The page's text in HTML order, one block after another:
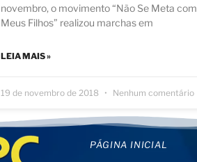
novembro, o movimento “Não Se Meta com
Meus Filhos” realizou marchas em
LEIA MAIS »
19 de novembro de 2018 Nenhum comentário
PÁGINA INICIAL